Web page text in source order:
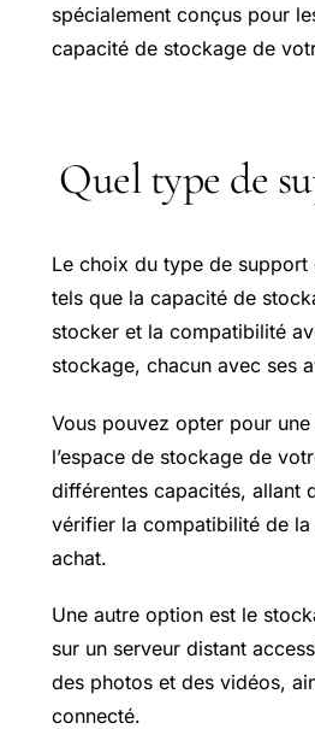
spécialement conçus pour
capacité de stockage de
Quel type de
Le choix du type de
tels que la capacité de
stocker et la compatibilité
stockage, chacun avec ses
Vous pouvez opter pour
l’espace de stockage de
différentes capacités, allant
vérifier la compatibilité de
achat.
Une autre option est le
sur un serveur distant
des photos et des vidéos,
connecté.